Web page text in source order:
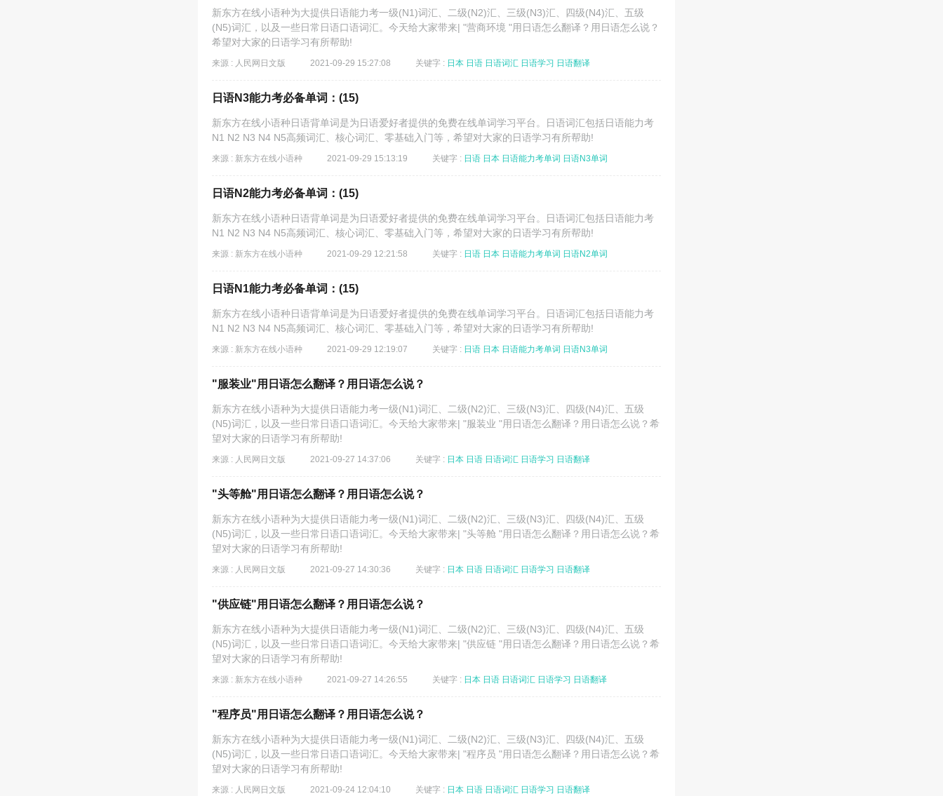
​新东方在线小语种为大提供日语能力考一级(N1)词汇、二级(N2)汇、三级(N3)汇、四级(N4)汇、五级
(N5)词汇，以及一些日常日语口语词汇。今天给大家带来| "营商环境 "用日语怎么翻译？用日语怎么说？
希望对大家的日语学习有所帮助!
来源 : 人民网日文版 2021-09-29 15:27:08 关键字 : 日本 日语 日语词汇 日语学习 日语翻译
日语N3能力考必备单词：(15)
新东方在线小语种日语背单词是为日语爱好者提供的免费在线单词学习平台。日语词汇包括日语能力考
N1 N2 N3 N4 N5高频词汇、核心词汇、零基础入门等，希望对大家的日语学习有所帮助!
来源 : 新东方在线小语种 2021-09-29 15:13:19 关键字 : 日语 日本 日语能力考单词 日语N3单词
日语N2能力考必备单词：(15)
​新东方在线小语种日语背单词是为日语爱好者提供的免费在线单词学习平台。日语词汇包括日语能力考
N1 N2 N3 N4 N5高频词汇、核心词汇、零基础入门等，希望对大家的日语学习有所帮助!
来源 : 新东方在线小语种 2021-09-29 12:21:58 关键字 : 日语 日本 日语能力考单词 日语N2单词
日语N1能力考必备单词：(15)
新东方在线小语种日语背单词是为日语爱好者提供的免费在线单词学习平台。日语词汇包括日语能力考
N1 N2 N3 N4 N5高频词汇、核心词汇、零基础入门等，希望对大家的日语学习有所帮助!
来源 : 新东方在线小语种 2021-09-29 12:19:07 关键字 : 日语 日本 日语能力考单词 日语N3单词
"服装业"用日语怎么翻译？用日语怎么说？
新东方在线小语种为大提供日语能力考一级(N1)词汇、二级(N2)汇、三级(N3)汇、四级(N4)汇、五级
(N5)词汇，以及一些日常日语口语词汇。今天给大家带来| "服装业 "用日语怎么翻译？用日语怎么说？希
望对大家的日语学习有所帮助!
来源 : 人民网日文版 2021-09-27 14:37:06 关键字 : 日本 日语 日语词汇 日语学习 日语翻译
"头等舱"用日语怎么翻译？用日语怎么说？
新东方在线小语种为大提供日语能力考一级(N1)词汇、二级(N2)汇、三级(N3)汇、四级(N4)汇、五级
(N5)词汇，以及一些日常日语口语词汇。今天给大家带来| "头等舱 "用日语怎么翻译？用日语怎么说？希
望对大家的日语学习有所帮助!
来源 : 人民网日文版 2021-09-27 14:30:36 关键字 : 日本 日语 日语词汇 日语学习 日语翻译
"供应链"用日语怎么翻译？用日语怎么说？
新东方在线小语种为大提供日语能力考一级(N1)词汇、二级(N2)汇、三级(N3)汇、四级(N4)汇、五级
(N5)词汇，以及一些日常日语口语词汇。今天给大家带来| "供应链 "用日语怎么翻译？用日语怎么说？希
望对大家的日语学习有所帮助!
来源 : 新东方在线小语种 2021-09-27 14:26:55 关键字 : 日本 日语 日语词汇 日语学习 日语翻译
"程序员"用日语怎么翻译？用日语怎么说？
新东方在线小语种为大提供日语能力考一级(N1)词汇、二级(N2)汇、三级(N3)汇、四级(N4)汇、五级
(N5)词汇，以及一些日常日语口语词汇。今天给大家带来| "程序员 "用日语怎么翻译？用日语怎么说？希
望对大家的日语学习有所帮助!
来源 : 人民网日文版 2021-09-24 12:04:10 关键字 : 日本 日语 日语词汇 日语学习 日语翻译